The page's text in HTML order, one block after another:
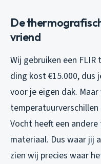
De
vriend
Wij gebruiken een
ding kost €15.000, dus
voor je eigen dak.
Vocht heeft een
materiaal. Dus waar jij
zien wij precies waar